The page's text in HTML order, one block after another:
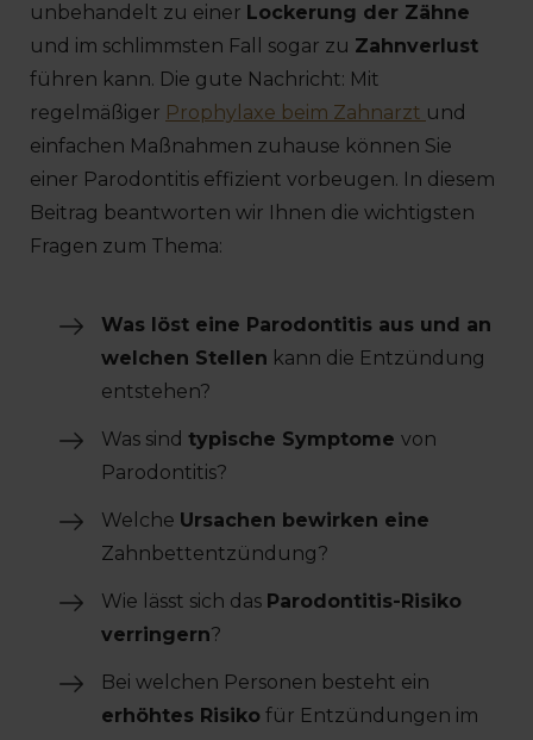
unbehandelt zu einer Lockerung der Zähne
und im schlimmsten Fall sogar zu Zahnverlust
führen kann. Die gute Nachricht: Mit
regelmäßiger Prophylaxe beim Zahnarzt und
einfachen Maßnahmen zuhause können Sie
einer Parodontitis effizient vorbeugen. In diesem
Beitrag beantworten wir Ihnen die wichtigsten
Fragen zum Thema:
Was löst eine Parodontitis aus und an
welchen Stellen kann die Entzündung
entstehen?
Was sind typische Symptome von
Parodontitis?
Welche Ursachen bewirken eine
Zahnbettentzündung?
Wie lässt sich das Parodontitis-Risiko
verringern?
Bei welchen Personen besteht ein
erhöhtes Risiko für Entzündungen im